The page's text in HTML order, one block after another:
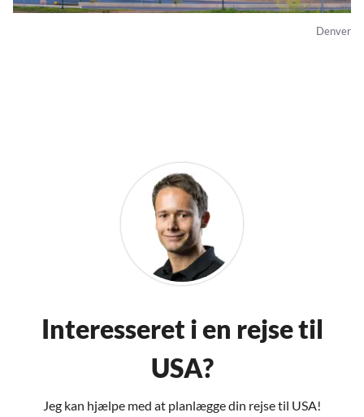
Denver
Interesseret i en rejse til
USA?
Jeg kan hjælpe med at planlægge din rejse til USA!